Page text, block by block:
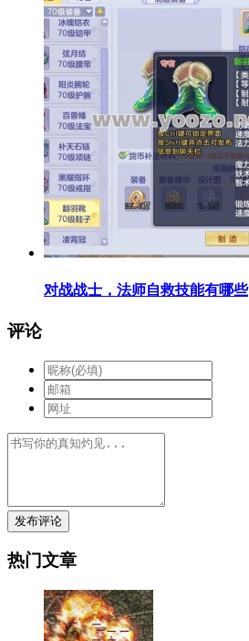
对战战士，法师自救技能有哪些
评论
发布评论
热门文章